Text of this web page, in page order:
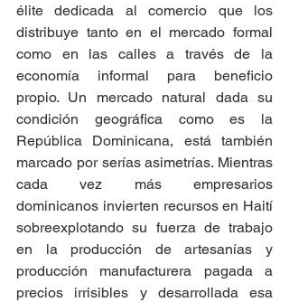
élite dedicada al comercio que los
distribuye tanto en el mercado formal
como en las calles a través de la
economía informal para beneficio
propio. Un mercado natural dada su
condición geográfica como es la
República Dominicana, está también
marcado por serías asimetrías. Mientras
cada vez más empresarios
dominicanos invierten recursos en Haití
sobreexplotando su fuerza de trabajo
en la producción de artesanías y
producción manufacturera pagada a
precios irrisibles y desarrollada esa